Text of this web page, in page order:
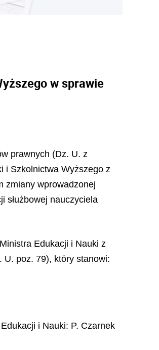
w sprawie
prawnych (Dz. U. z
i Szkolnictwa Wyższego z
zmiany wprowadzonej
służbowej nauczyciela
Edukacji i Nauki z
U. poz. 79), który stanowi:
i Nauki: P. Czarnek